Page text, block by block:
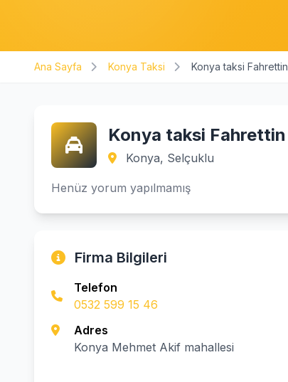
Ana Sayfa Konya Taksi Konya taksi Fahrettin
Konya taksi Fahrettin
Konya, Selçuklu
Henüz yorum yapılmamış
Firma Bilgileri
Telefon
0532 599 15 46
Adres
Konya Mehmet Akif mahallesi